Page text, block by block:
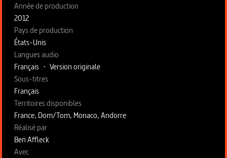
Année de production
2012
Pays de production
États-Unis
Langues audio
Français • Version originale
Sous-titres
Français
Territoires disponibles
France, Dom/Tom, Monaco, Andorre
Fiche technique section droite
Réalisé par
Ben Affleck
Avec